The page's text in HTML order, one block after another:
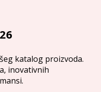
katalog proizvoda.
inovativnih